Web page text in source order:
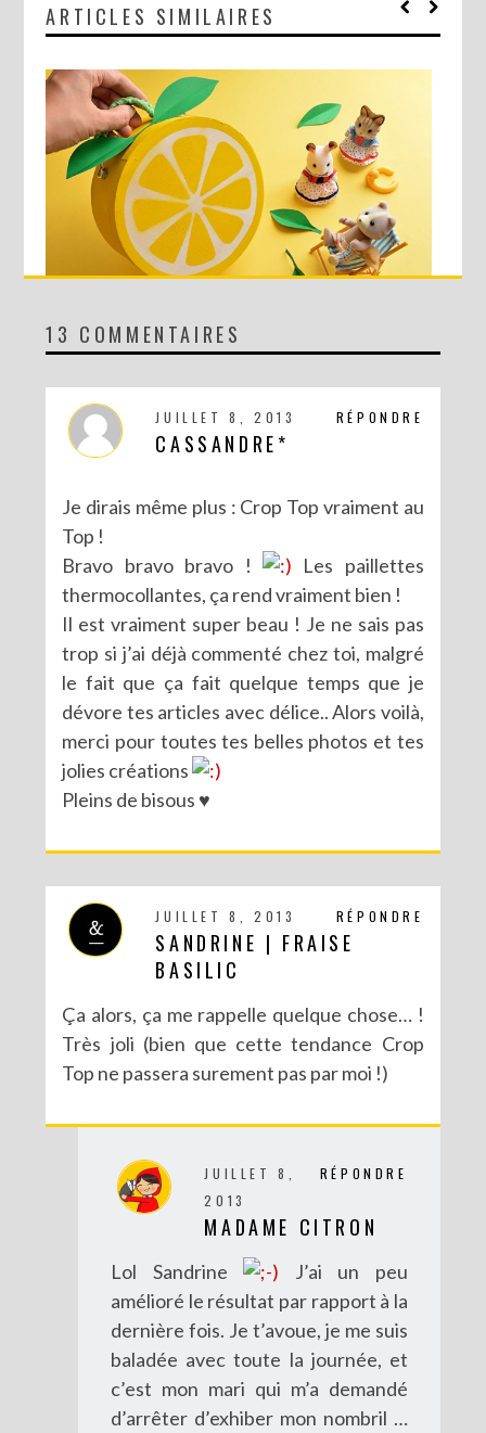
ARTICLES SIMILAIRES
DIY : MA VALISETTE CITRON
DIY : CUSTOMISE TON BONNET AVEC SERGENT MAJOR
DIY POUR LA RENTRÉE : UNE TROUSSE SANS COUTURE
13 COMMENTAIRES
RÉPONDRE
JUILLET 8, 2013
CASSANDRE*
Je dirais même plus : Crop Top vraiment au
Top !
Bravo bravo bravo !
Les paillettes
thermocollantes, ça rend vraiment bien !
Il est vraiment super beau ! Je ne sais pas
trop si j’ai déjà commenté chez toi, malgré
le fait que ça fait quelque temps que je
dévore tes articles avec délice.. Alors voilà,
merci pour toutes tes belles photos et tes
jolies créations
Pleins de bisous ♥
RÉPONDRE
JUILLET 8, 2013
SANDRINE | FRAISE
BASILIC
Ça alors, ça me rappelle quelque chose… !
Très joli (bien que cette tendance Crop
Top ne passera surement pas par moi !)
RÉPONDRE
JUILLET 8,
2013
MADAME CITRON
Lol Sandrine
J’ai un peu
amélioré le résultat par rapport à la
dernière fois. Je t’avoue, je me suis
baladée avec toute la journée, et
c’est mon mari qui m’a demandé
d’arrêter d’exhiber mon nombril …